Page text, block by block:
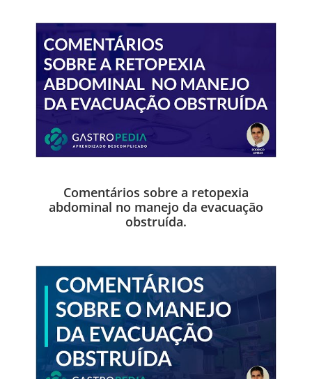
Comentários sobre a retopexia
abdominal no manejo da evacuação
obstruída.